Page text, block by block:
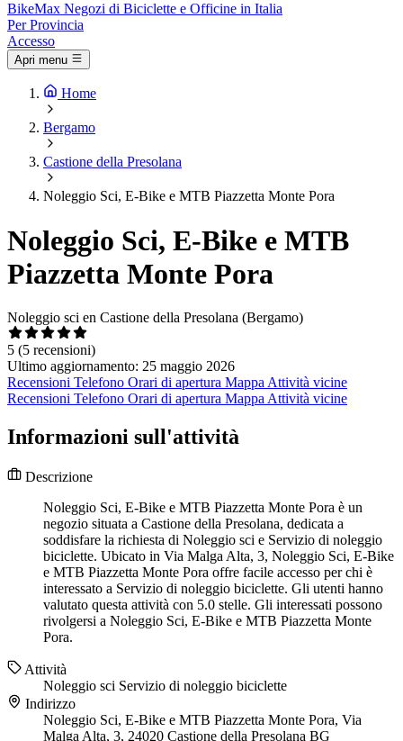
BikeMax Negozi di Biciclette e Officine in Italia
Per Provincia
Accesso
Apri menu
Home
Bergamo
Castione della Presolana
Noleggio Sci, E-Bike e MTB Piazzetta Monte Pora
Noleggio Sci, E-Bike e MTB
Piazzetta Monte Pora
Noleggio sci en Castione della Presolana (Bergamo)
5 (5 recensioni)
Ultimo aggiornamento: 25 maggio 2026
Recensioni Telefono Orari di apertura Mappa Attività vicine
Recensioni Telefono Orari di apertura Mappa Attività vicine
Informazioni sull'attività
Descrizione
Noleggio Sci, E-Bike e MTB Piazzetta Monte Pora è un
negozio situata a Castione della Presolana, dedicata a
soddisfare la richiesta di Noleggio sci e Servizio di noleggio
biciclette. Ubicato in Via Malga Alta, 3, Noleggio Sci, E-Bike
e MTB Piazzetta Monte Pora offre facile accesso per chi è
interessato a Servizio di noleggio biciclette. Gli utenti hanno
valutato questa attività con 5.0 stelle. Gli interessati possono
rivolgersi a Noleggio Sci, E-Bike e MTB Piazzetta Monte
Pora.
Attività
Noleggio sci Servizio di noleggio biciclette
Indirizzo
Noleggio Sci, E-Bike e MTB Piazzetta Monte Pora, Via
Malga Alta, 3, 24020 Castione della Presolana BG